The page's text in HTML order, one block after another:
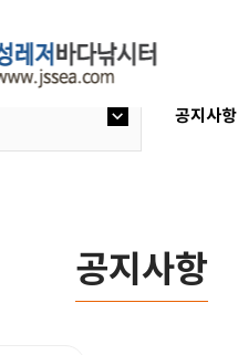
공지사항
공지사항